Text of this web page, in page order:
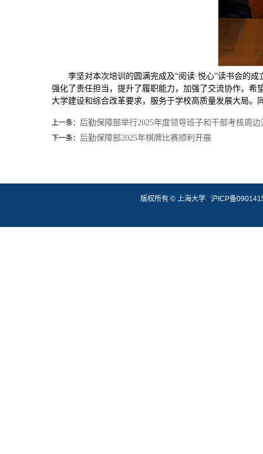
李坚对本次培训的圆满完成及“阅读·悦心”读书会的
强化了责任担当，提升了履职能力，加强了交流协作，
大学建设和综合改革要求，服务于学校高质量发展大局
上一条： 后勤保障部举行2025年度领导班子和干部考核周
下一条： 后勤保障部2025年棋牌比赛顺利开展
版权所有 © 上海大学 沪ICP备